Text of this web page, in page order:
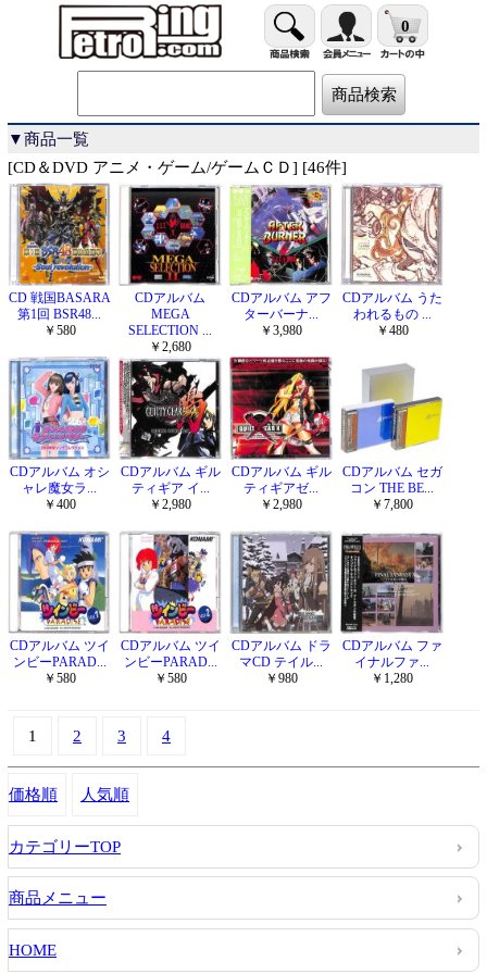
0
▼商品一覧
[CD＆DVD アニメ・ゲーム/ゲームＣＤ] [46件]
CD 戦国BASARA
第1回 BSR48...
￥580
CDアルバム
MEGA
SELECTION ...
￥2,680
CDアルバム アフ
ターバーナ...
￥3,980
CDアルバム うた
われるもの ...
￥480
CDアルバム オシ
ャレ魔女ラ...
￥400
CDアルバム ギル
ティギア イ...
￥2,980
CDアルバム ギル
ティギアゼ...
￥2,980
CDアルバム セガ
コン THE BE...
￥7,800
CDアルバム ツイ
ンビーPARAD...
￥580
CDアルバム ツイ
ンビーPARAD...
￥580
CDアルバム ドラ
マCD テイル...
￥980
CDアルバム ファ
イナルファ...
￥1,280
1 2 3 4
価格順 人気順
カテゴリーTOP
商品メニュー
HOME